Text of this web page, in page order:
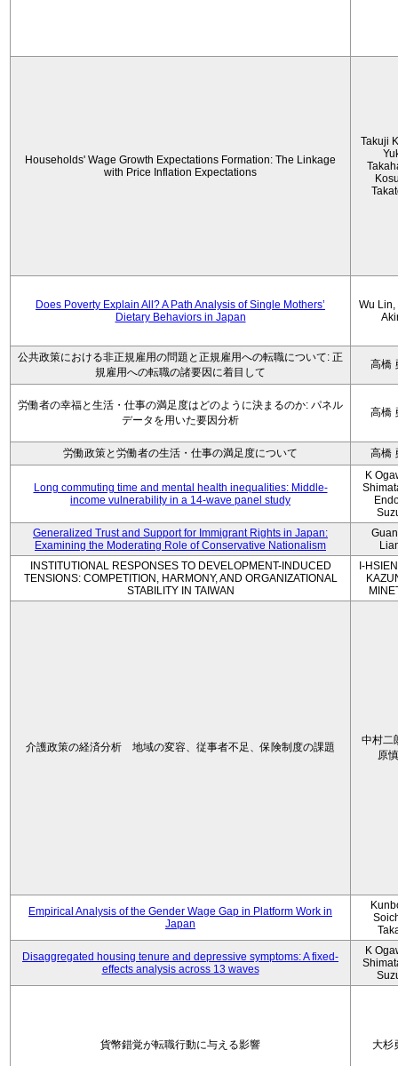
Households' Wage Growth Expectations Formation: The Linkage
with Price Inflation Expectations
Takuji
Does Poverty Explain All? A Path Analysis of Single Mothers’
Dietary Behaviors in Japan
Wu Lin,
公共政策における非正規雇用の問題と正規雇用への転職について: 正
規雇用への転職の諸要因に着目して
高橋
労働者の幸福と生活・仕事の満足度はどのように決まるのか: パネル
データを用いた要因分析
高橋
労働政策と労働者の生活・仕事の満足度について 高橋
Long commuting time and mental health inequalities: Middle-
income vulnerability in a 14-wave panel study
K
Generalized Trust and Support for Immigrant Rights in Japan:
Examining the Moderating Role of Conservative Nationalism
INSTITUTIONAL RESPONSES TO DEVELOPMENT-INDUCED
TENSIONS: COMPETITION, HARMONY, AND ORGANIZATIONAL
STABILITY IN TAIWAN
I-
介護政策の経済分析 地域の変容、従事者不足、保険制度の課題
中村二
原
Empirical Analysis of the Gender Wage Gap in Platform Work in
Japan
Disaggregated housing tenure and depressive symptoms: A fixed-
effects analysis across 13 waves
K
貨幣錯覚が転職行動に与える影響 大杉